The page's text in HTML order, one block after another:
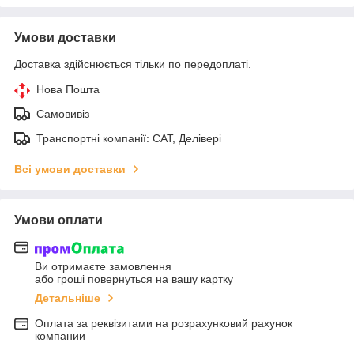
Умови доставки
Доставка здійснюється тільки по передоплаті.
Нова Пошта
Самовивіз
Транспортні компанії: САТ, Делівері
Всі умови доставки
Умови оплати
Ви отримаєте замовлення
або гроші повернуться на вашу картку
Детальніше
Оплата за реквізитами на розрахунковий рахунок
компании